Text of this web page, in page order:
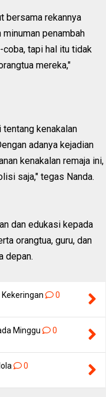
bersama rekannya
penambah
coba, tapi hal itu tidak
mereka,"
kenakalan
adanya kejadian
kenakalan remaja ini,
saja," tegas Nanda.
dan edukasi kepada
orangtua, guru, dan
depan.
0
Minggu 0
0